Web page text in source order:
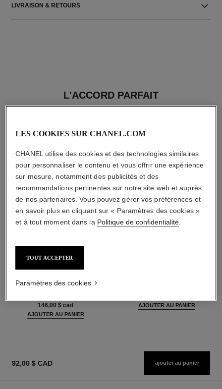
LIVRAISON & RETOURS
L'ACCORD PARFAIT
hydra beauty micro sérum
Repulpant
146,00 $ cad
AJOUTER AU PANIER
AJOUTER AU PANIER
92,00 $ CAD ajouter au panier
LES COOKIES SUR CHANEL.COM
CHANEL utilise des cookies et des technologies similaires
pour personnaliser le contenu et vous offrir une expérience
sur mesure, notamment des publicités et des
recommandations pertinentes sur notre site web et auprès
de nos partenaires. Vous pouvez gérer vos préférences et
en savoir plus en cliquant sur « Paramètres des cookies »
et à tout moment dans la Politique de confidentialité.
TOUT ACCEPTER
Paramètres des cookies